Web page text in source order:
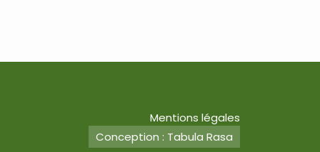
Mentions légales
Conception : Tabula Rasa